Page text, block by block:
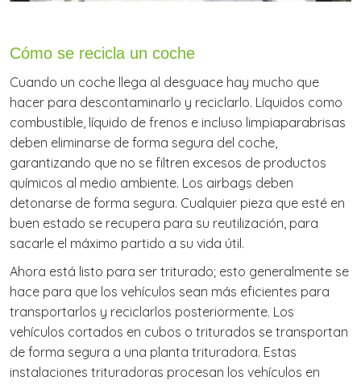
Cómo se recicla un coche
Cuando un coche llega al desguace hay mucho que
hacer para descontaminarlo y reciclarlo. Líquidos como
combustible, líquido de frenos e incluso limpiaparabrisas
deben eliminarse de forma segura del coche,
garantizando que no se filtren excesos de productos
químicos al medio ambiente. Los airbags deben
detonarse de forma segura. Cualquier pieza que esté en
buen estado se recupera para su reutilización, para
sacarle el máximo partido a su vida útil.
Ahora está listo para ser triturado; esto generalmente se
hace para que los vehículos sean más eficientes para
transportarlos y reciclarlos posteriormente. Los
vehículos cortados en cubos o triturados se transportan
de forma segura a una planta trituradora. Estas
instalaciones trituradoras procesan los vehículos en